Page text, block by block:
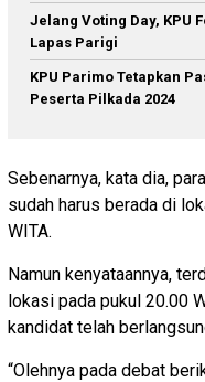
Jelang Voting Day, KPU
Lapas Parigi
KPU Parimo Tetapkan
Peserta Pilkada 2024
Sebenarnya, kata dia,
sudah harus berada di
WITA.
Namun kenyataannya,
lokasi pada pukul 20.00
kandidat telah
“Olehnya pada debat